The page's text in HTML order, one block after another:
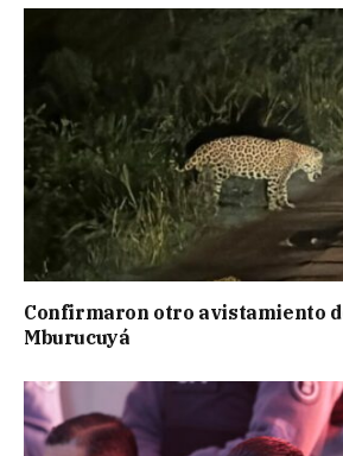
Confirmaron otro avistamiento
Mburucuyá